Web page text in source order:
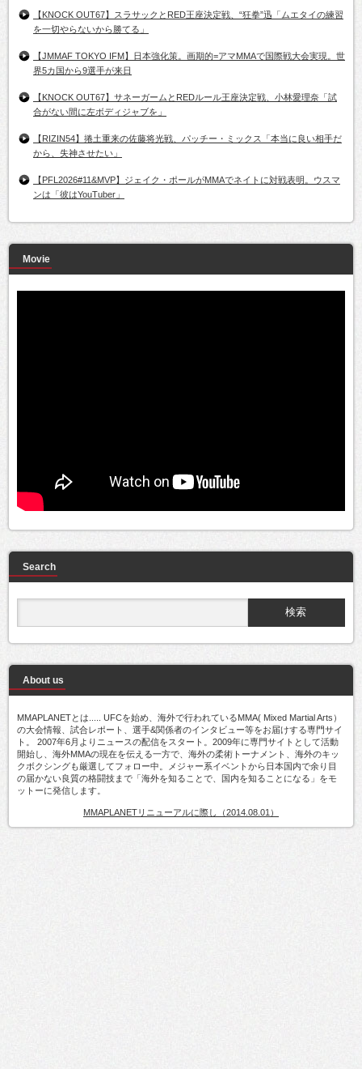
【KNOCK OUT67】スラサックとRED王座決定戦、“狂拳”迅「ムエタイの練習
を一切やらないから勝てる」
【JMMAF TOKYO IFM】日本強化策。画期的=アマMMAで国際戦大会実現。世
界5カ国から9選手が来日
【KNOCK OUT67】サネーガームとREDルール王座決定戦、小林愛理奈「試
合がない間に左ボディジャブを」
【RIZIN54】捲土重来の佐藤将光戦、パッチー・ミックス「本当に良い相手だ
から、失神させたい」
【PFL2026#11&MVP】ジェイク・ポールがMMAでネイトに対戦表明。ウスマ
ンは「彼はYouTuber」
Movie
Search
About us
MMAPLANETとは..... UFCを始め、海外で行われているMMA( Mixed Martial Arts）
の大会情報、試合レポート、選手&関係者のインタビュー等をお届けする専門サイ
ト。 2007年6月よりニュースの配信をスタート。2009年に専門サイトとして活動
開始し、海外MMAの現在を伝える一方で、海外の柔術トーナメント、海外のキッ
クボクシングも厳選してフォロー中。メジャー系イベントから日本国内で余り目
の届かない良質の格闘技まで「海外を知ることで、国内を知ることになる」をモ
ットーに発信します。
MMAPLANETリニューアルに際し（2014.08.01）